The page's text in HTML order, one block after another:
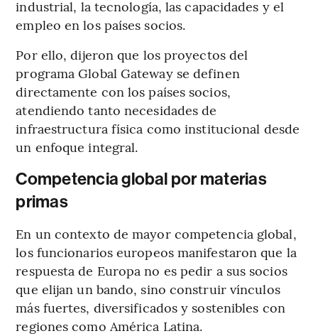
industrial, la tecnología, las capacidades y el
empleo en los países socios.
Por ello, dijeron que los proyectos del
programa Global Gateway se definen
directamente con los países socios,
atendiendo tanto necesidades de
infraestructura física como institucional desde
un enfoque integral.
Competencia global por materias
primas
En un contexto de mayor competencia global,
los funcionarios europeos manifestaron que la
respuesta de Europa no es pedir a sus socios
que elijan un bando, sino construir vínculos
más fuertes, diversificados y sostenibles con
regiones como América Latina.